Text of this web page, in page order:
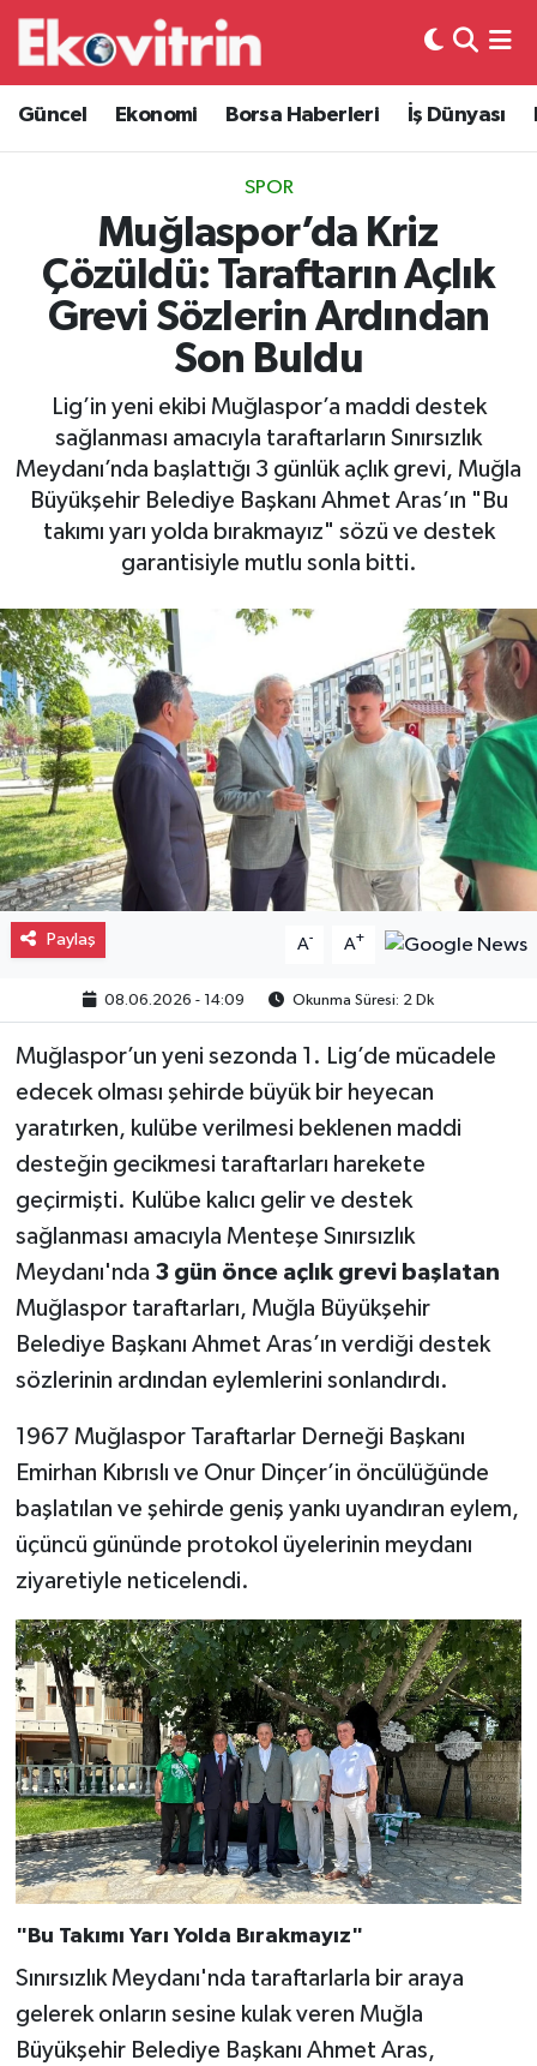
Güncel Ekonomi Borsa Haberleri İş Dünyası
SPOR
Muğlaspor’da Kriz
Çözüldü: Taraftarın Açlık
Grevi Sözlerin Ardından
Son Buldu
Lig’in yeni ekibi Muğlaspor’a maddi destek
sağlanması amacıyla taraftarların Sınırsızlık
Meydanı’nda başlattığı 3 günlük açlık grevi, Muğla
Büyükşehir Belediye Başkanı Ahmet Aras’ın "Bu
takımı yarı yolda bırakmayız" sözü ve destek
garantisiyle mutlu sonla bitti.
Paylaş A- A+
08.06.2026 - 14:09 Okunma Süresi: 2 Dk
Muğlaspor’un yeni sezonda 1. Lig’de mücadele
edecek olması şehirde büyük bir heyecan
yaratırken, kulübe verilmesi beklenen maddi
desteğin gecikmesi taraftarları harekete
geçirmişti. Kulübe kalıcı gelir ve destek
sağlanması amacıyla Menteşe Sınırsızlık
Meydanı'nda 3 gün önce açlık grevi başlatan
Muğlaspor taraftarları, Muğla Büyükşehir
Belediye Başkanı Ahmet Aras’ın verdiği destek
sözlerinin ardından eylemlerini sonlandırdı.
1967 Muğlaspor Taraftarlar Derneği Başkanı
Emirhan Kıbrıslı ve Onur Dinçer’in öncülüğünde
başlatılan ve şehirde geniş yankı uyandıran eylem,
üçüncü gününde protokol üyelerinin meydanı
ziyaretiyle neticelendi.
"Bu Takımı Yarı Yolda Bırakmayız"
Sınırsızlık Meydanı'nda taraftarlarla bir araya
gelerek onların sesine kulak veren Muğla
Büyükşehir Belediye Başkanı Ahmet Aras,
Güncel
Ekonomi
Borsa Haberleri
İş Dünyası
Lojistik
Otovitrin
Asayiş
Magazin
Gayrimenkul
Spor
Eğitim
Hava Durumu
Trafik Durumu
Süper Lig Puan Durumu ve Fikstür
Tüm Manşetler
Son Dakika Haberleri
Haber Arşivi